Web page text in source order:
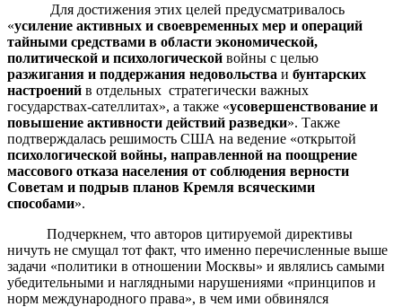
Для достижения этих целей предусматривалось
«усиление активных и своевременных мер и операций
тайными средствами в области экономической,
политической и психологической войны с целью
разжигания и поддержания недовольства и бунтарских
настроений в отдельных стратегически важных
государствах-сателлитах», а также «усовершенствование и
повышение активности действий разведки». Также
подтверждалась решимость США на ведение «открытой
психологической войны, направленной на поощрение
массового отказа населения от соблюдения верности
Советам и подрыв планов Кремля всяческими
способами».
Подчеркнем, что авторов цитируемой директивы
ничуть не смущал тот факт, что именно перечисленные выше
задачи «политики в отношении Москвы» и являлись самыми
убедительными и наглядными нарушениями «принципов и
норм международного права», в чем ими обвинялся